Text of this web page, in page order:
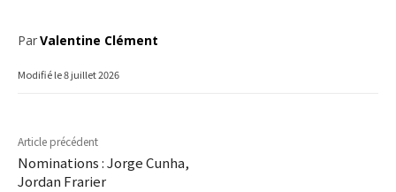
ParValentine Clément
Modifié le8 juillet 2026
Article précédent
Nominations : Jorge Cunha,
Jordan Frarier